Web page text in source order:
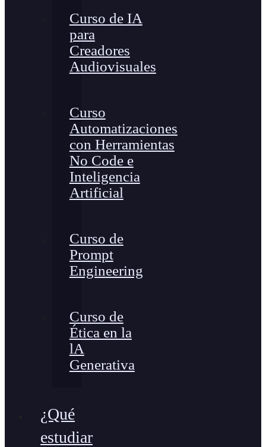
Curso de IA
para
Creadores
Audiovisuales
Curso
Automatizaciones
con Herramientas
No Code e
Inteligencia
Artificial
Curso de
Prompt
Engineering
Curso de
Ética en la
lA
Generativa
¿Qué
estudiar